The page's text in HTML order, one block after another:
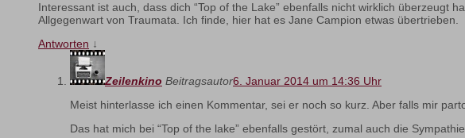
Interessant ist auch, dass dich “Top of the Lake” ebenfalls nicht wirklich überzeugt
Allgegenwart von Traumata. Ich finde, hier hat es Jane Campion etwas übertrieben.
Antworten ↓
Zeilenkino Beitragsautor6. Januar 2014 um 14:36 Uhr
Meist hinterlasse ich einen Kommentar, sei er noch so kurz. Aber falls mir
Das hat mich bei “Top of the lake” ebenfalls gestört, zumal auch die